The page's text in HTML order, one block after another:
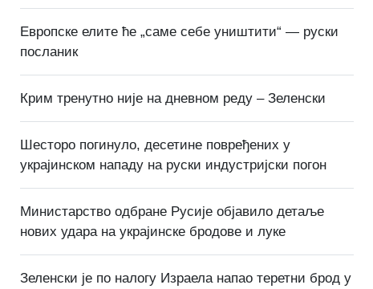
Европске елите ће „саме себе уништити“ — руски
посланик
Крим тренутно није на дневном реду – Зеленски
Шесторо погинуло, десетине повређених у
украјинском нападу на руски индустријски погон
Министарство одбране Русије објавило детаље
нових удара на украјинске бродове и луке
Зеленски је по налогу Израела напао теретни брод у